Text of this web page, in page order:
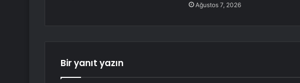
Ağustos 7, 2026
Bir yanıt yazın